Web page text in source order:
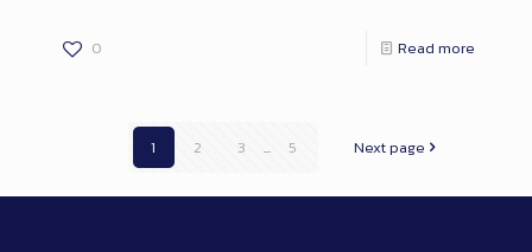
0 Read more
1 2 3 ... 5 Next page